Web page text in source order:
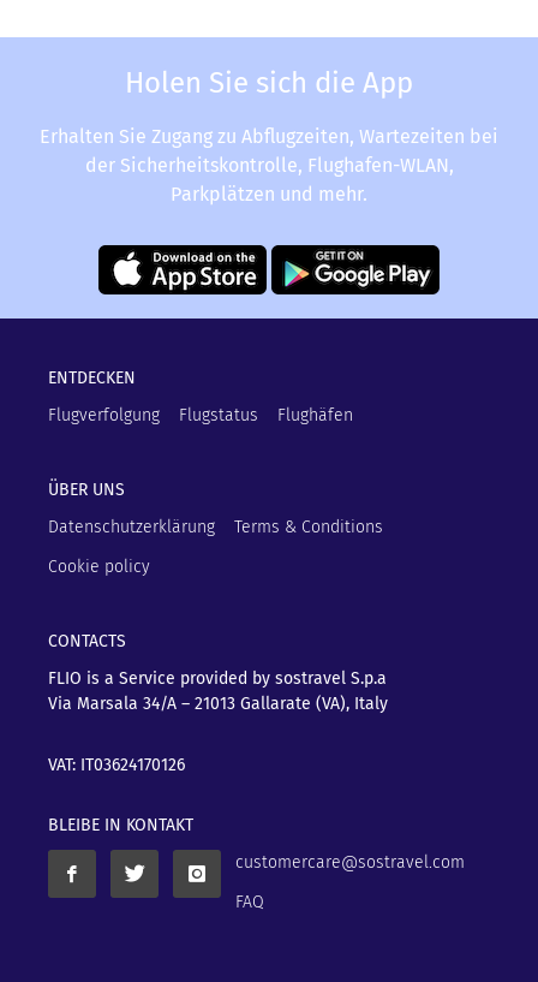
Holen Sie sich die App
Erhalten Sie Zugang zu Abflugzeiten, Wartezeiten bei
der Sicherheitskontrolle, Flughafen-WLAN,
Parkplätzen und mehr.
ENTDECKEN
Flugverfolgung
Flugstatus Flughäfen
ÜBER UNS
Datenschutzerklärung
Terms & Conditions
Cookie policy
CONTACTS
FLIO is a Service provided by sostravel S.p.a
Via Marsala 34/A – 21013 Gallarate (VA), Italy
VAT: IT03624170126
BLEIBE IN KONTAKT
customercare@sostravel.com
FAQ